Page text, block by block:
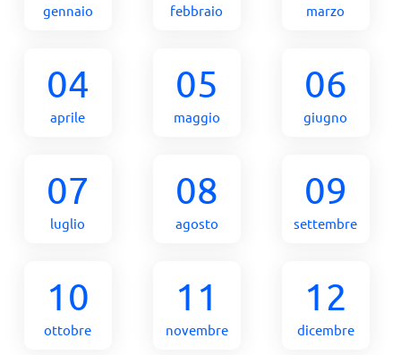
gennaio febbraio marzo
04
aprile
05
maggio
06
giugno
07
luglio
08
agosto
09
settembre
10
ottobre
11
novembre
12
dicembre